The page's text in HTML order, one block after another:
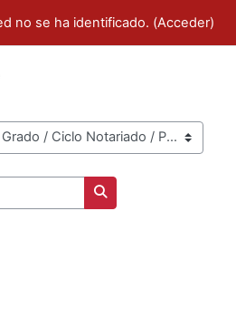
búsqueda de entrada
no se ha identificado. (Acceder)
Buscar cursos